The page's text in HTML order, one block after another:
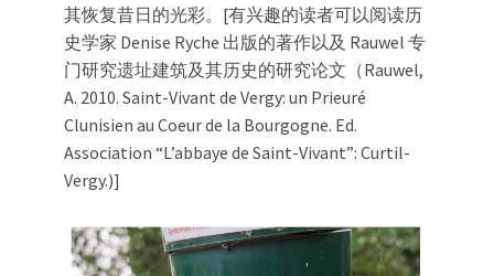
其恢复昔日的光彩。[有兴趣的读者可以阅读历
史学家 Denise Ryche 出版的著作以及 Rauwel 专
门研究遗址建筑及其历史的研究论文（Rauwel,
A. 2010. Saint-Vivant de Vergy: un Prieuré
Clunisien au Coeur de la Bourgogne. Ed.
Association “L’abbaye de Saint-Vivant”: Curtil-
Vergy.)]